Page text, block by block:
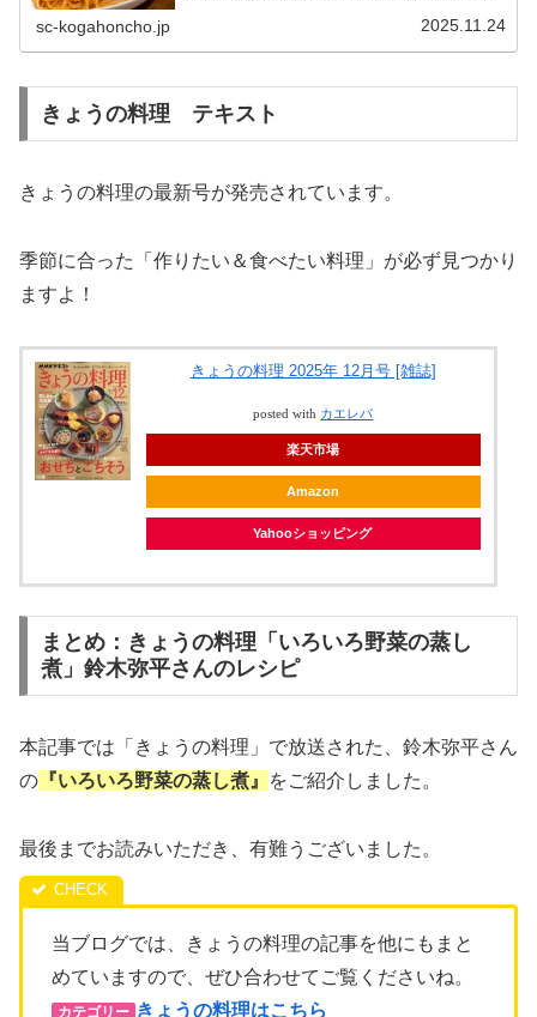
sc-kogahoncho.jp 2025.11.24
きょうの料理 テキスト
きょうの料理の最新号が発売されています。
季節に合った「作りたい＆食べたい料理」が必ず見つかり
ますよ！
きょうの料理 2025年 12月号 [雑誌]
posted with カエレバ
楽天市場
Amazon
Yahooショッピング
まとめ：きょうの料理「いろいろ野菜の蒸し
煮」鈴木弥平さんのレシピ
本記事では「きょうの料理」で放送された、鈴木弥平さん
の 『いろいろ野菜の蒸し煮 』 をご紹介しました。
最後までお読みいただき、有難うございました。
当ブログでは、きょうの料理の記事を他にもまと
めていますので、ぜひ合わせてご覧くださいね。
カテゴリー きょうの料理はこちら